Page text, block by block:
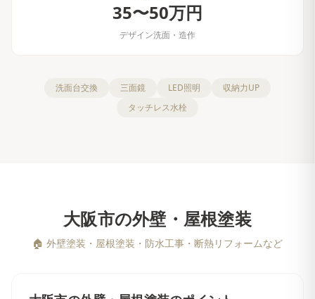
35〜50万円
デザイン洗面・造作
洗面台交換 三面鏡 LED照明
収納力UP
タッチレス水栓
大阪市の外壁・屋根塗装
🏠 外壁塗装・屋根塗装・防水工事・断熱リフォームなど